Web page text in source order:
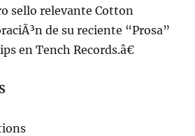
sello relevante Cotton
de su reciente “Prosa”
en Tench Records.â€